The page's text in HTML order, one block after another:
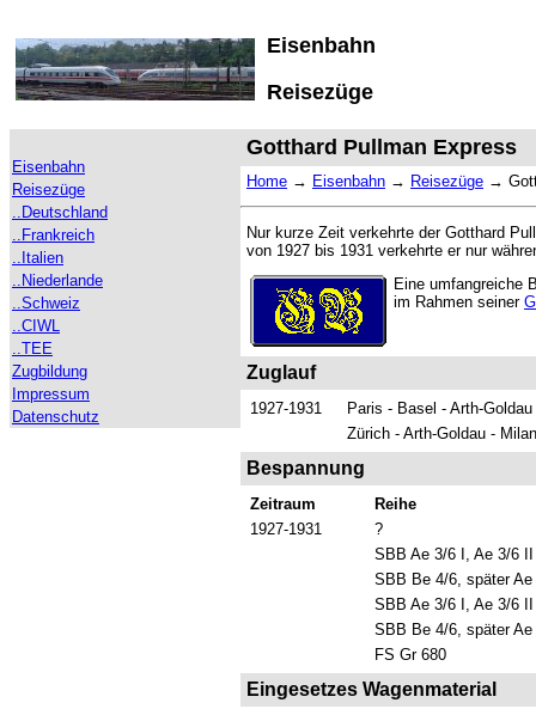
Eisenbahn
Reisezüge
Eisenbahn
Reisezüge
..Deutschland
..Frankreich
..Italien
..Niederlande
..Schweiz
..CIWL
..TEE
Zugbildung
Impressum
Datenschutz
Gotthard Pullman Express
Home → Eisenbahn → Reisezüge →
Nur kurze Zeit verkehrte der Gotthard
von 1927 bis 1931 verkehrte er nur
Eine umfangreiche
im Rahmen seiner
Zuglauf
1927-1931
Paris - Basel - Arth-
Zürich - Arth-Goldau -
Bespannung
Zeitraum
Reihe
1927-1931
?
SBB Ae 3/6 I, Ae 3/6 II
SBB Be 4/6, später Ae
SBB Ae 3/6 I, Ae 3/6 II
SBB Be 4/6, später Ae
FS Gr 680
Eingesetzes Wagenmaterial